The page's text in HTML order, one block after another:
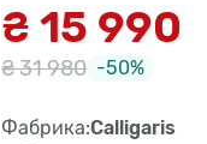
₴ 15 990
₴ 31 980 -50%
Фабрика:Calligaris